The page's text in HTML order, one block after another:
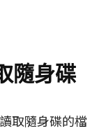
隨身碟
取隨身碟的檔